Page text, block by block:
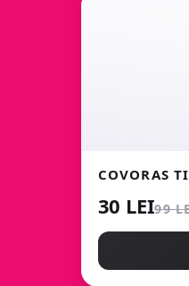
COVORAS
30 LEI99